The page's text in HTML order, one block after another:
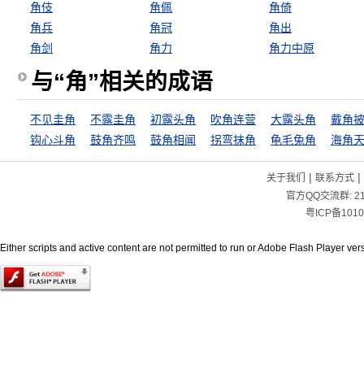
角伎
角佩
角倚
角兵
角冠
角出
角剑
角力 角力中原
与“角”相关的成语
不见圭角 不露圭角 初露头角 吹角连营 大露头角
戴角
钩心斗角
鼓角齐鸣 鼓角相闻 拐弯抹角 龟毛兔角 海角
关于我们 | 联系方式|
官方QQ交流群:
粤ICP备
Either scripts and active content are not permitted to run or Adobe Flash Player